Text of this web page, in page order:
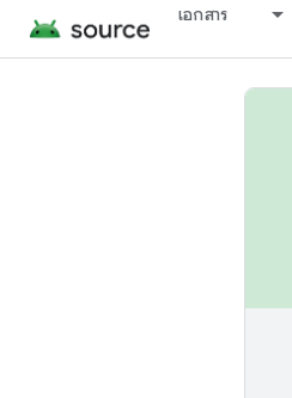
เอกสาร